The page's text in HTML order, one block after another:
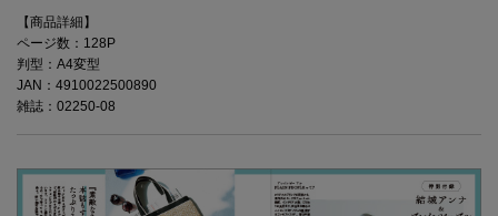
【商品詳細】
ページ数：128P
判型：A4変型
JAN：4910022500890
雑誌：02250-08